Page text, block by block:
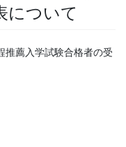
について
推薦入学試験合格者の受